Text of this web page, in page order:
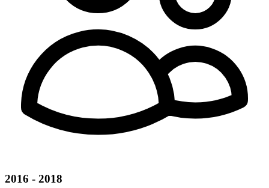
2016 - 2018